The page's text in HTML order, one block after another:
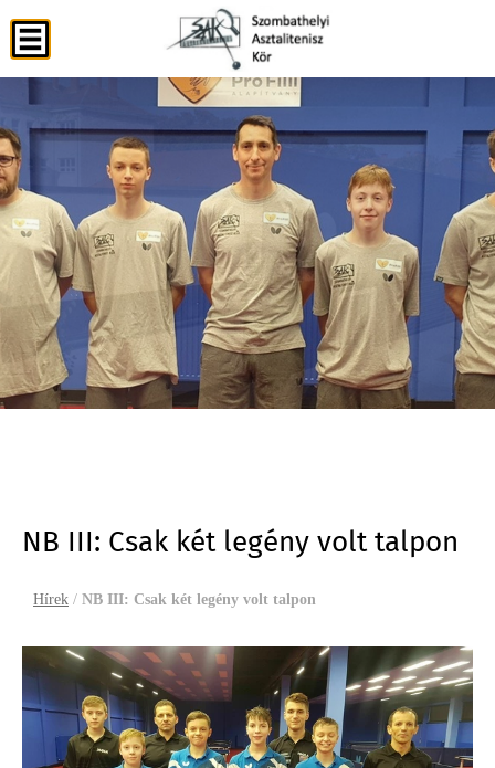
NB III: Csak két legény volt talpon
Hírek / NB III: Csak két legény volt talpon